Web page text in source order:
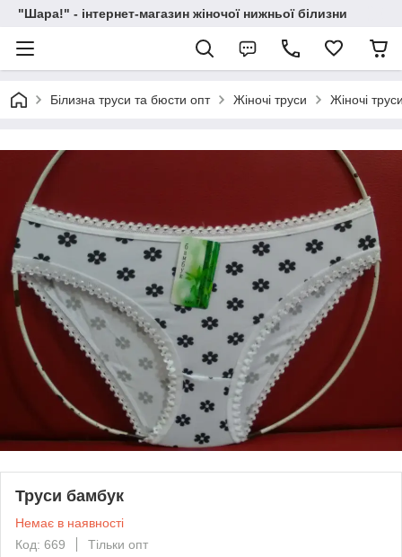
"Шара!" - інтернет-магазин жіночої нижньої білизни
Білизна труси та бюсти опт Жіночі труси Жіночі
Труси бамбук
Немає в наявності
Код: 669
Тільки опт